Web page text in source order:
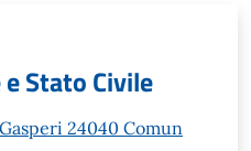
Stato Civile
24040 Comun